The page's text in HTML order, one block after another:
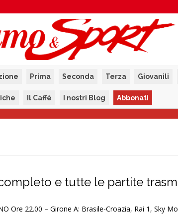
Prima Seconda Terza Giovanili
Il Caffè I nostri Blog Abbonati
e tutte le partite
Ore 22.00 – Girone A: Brasile-Croazia, Rai 1, Sky